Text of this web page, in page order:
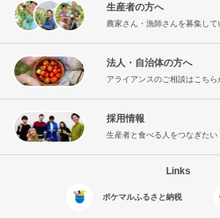
生産者の方へ
農家さん・漁師さんを募集して
法人・自治体の方へ
アライアンスのご相談はこちら
採用情報
生産者と食べる人をつなぎたい
Links
ポケマルふるさと納税